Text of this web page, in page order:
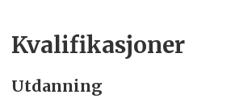
Kvalifikasjoner
Utdanning